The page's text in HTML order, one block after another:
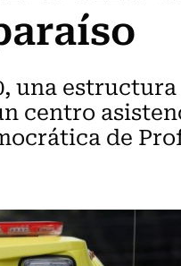
una
centro
de